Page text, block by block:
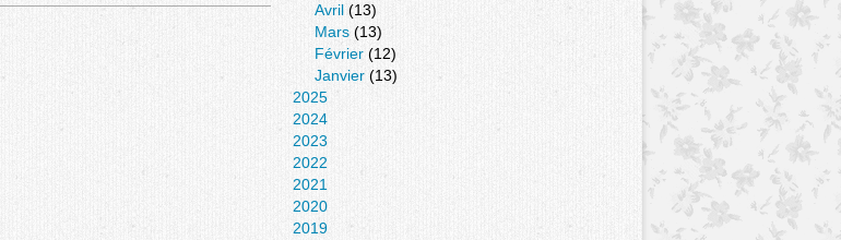
Avril (13)
Mars (13)
Février (12)
Janvier (13)
2025
2024
2023
2022
2021
2020
2019